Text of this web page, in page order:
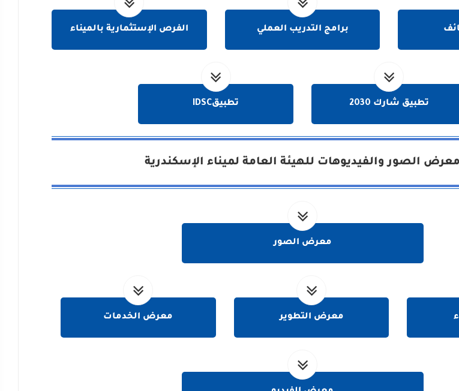
برامج التدريب العملي الفرص الإستثمارية بالميناء
تطبيق شارك 2030 تطبيقIDSC
معرض الصور والفيديوهات للهيئة العامة لميناء الإسكندرية
معرض الصور
معرض التطوير معرض الخدمات